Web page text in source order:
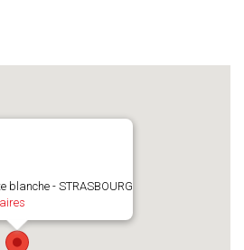
blanche - STRASBOURG